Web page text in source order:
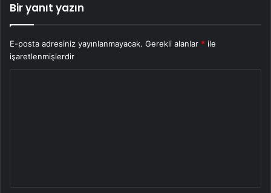
Bir yanıt yazın
E-posta adresiniz yayınlanmayacak. Gerekli alanlar * ile
işaretlenmişlerdir